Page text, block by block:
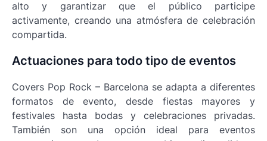
alto y garantizar que el público participe
activamente, creando una atmósfera de celebración
compartida.
Actuaciones para todo tipo de eventos
Covers Pop Rock – Barcelona se adapta a diferentes
formatos de evento, desde fiestas mayores y
festivales hasta bodas y celebraciones privadas.
También son una opción ideal para eventos